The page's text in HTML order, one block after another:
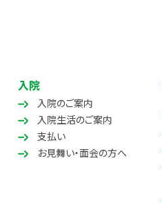
入院
入院のご案内
入院生活のご案内
支払い
お見舞い・面会の方へ